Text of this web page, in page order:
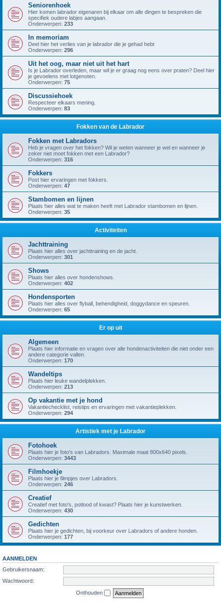
Seniorenhoek
Hier komen labrador eigenaren bij elkaar om alle dingen te bespreken die
specifiek oudere labjes aangaan.
Onderwerpen: 233
In memoriam
Deel hier het verlies van je labrador die je gehad hebt
Onderwerpen: 296
Uit het oog, maar niet uit het hart
Is je Labrador overleden, maar wil je er graag nog eens over praten? Deel hier
je gevoelens met lotgenoten.
Onderwerpen: 75
Discussiehoek
Respecteer elkaars mening.
Onderwerpen: 83
Fokken van de Labrador
Fokken met Labradors
Heb je vragen over het fokken? Wil je weten wanneer je wel en wanneer je
zeker niet moet fokken met een Labrador?
Onderwerpen: 316
Fokkers
Post hier ervaringen met fokkers.
Onderwerpen: 47
Stambomen en lijnen
Plaats hier alles wat te maken heeft met Labrador stambomen en lijnen.
Onderwerpen: 35
Activiteiten
Jachttraining
Plaats hier alles over jachttraining en de jacht.
Onderwerpen: 301
Shows
Plaats hier alles over hondenshows.
Onderwerpen: 402
Hondensporten
Plaats hier alles over flyball, behendigheid, doggydance en speuren.
Onderwerpen: 65
Er op uit
Algemeen
Plaats hier informatie en vragen over alle hondenactiviteiten die niet onder een
andere categorie vallen.
Onderwerpen: 170
Wandeltips
Plaats hier leuke wandelplekken.
Onderwerpen: 213
Op vakantie met je hond
Vakantiechecklist, reistips en ervaringen met vakantieplekken.
Onderwerpen: 294
Artistiek met je Labrador
Fotohoek
Plaats hier je foto's van Labradors. Maximale maat 800x640 pixels.
Onderwerpen: 3443
Filmhoekje
Plaats hier je filmpjes over Labradors.
Onderwerpen: 246
Creatief
Creatief met foto's, potlood of kwast? Plaats hier je kunstwerken.
Onderwerpen: 430
Gedichten
Plaats hier je gedichten, bij voorkeur over Labradors of andere honden.
Onderwerpen: 177
AANMELDEN
Gebruikersnaam:
Wachtwoord:
Onthouden